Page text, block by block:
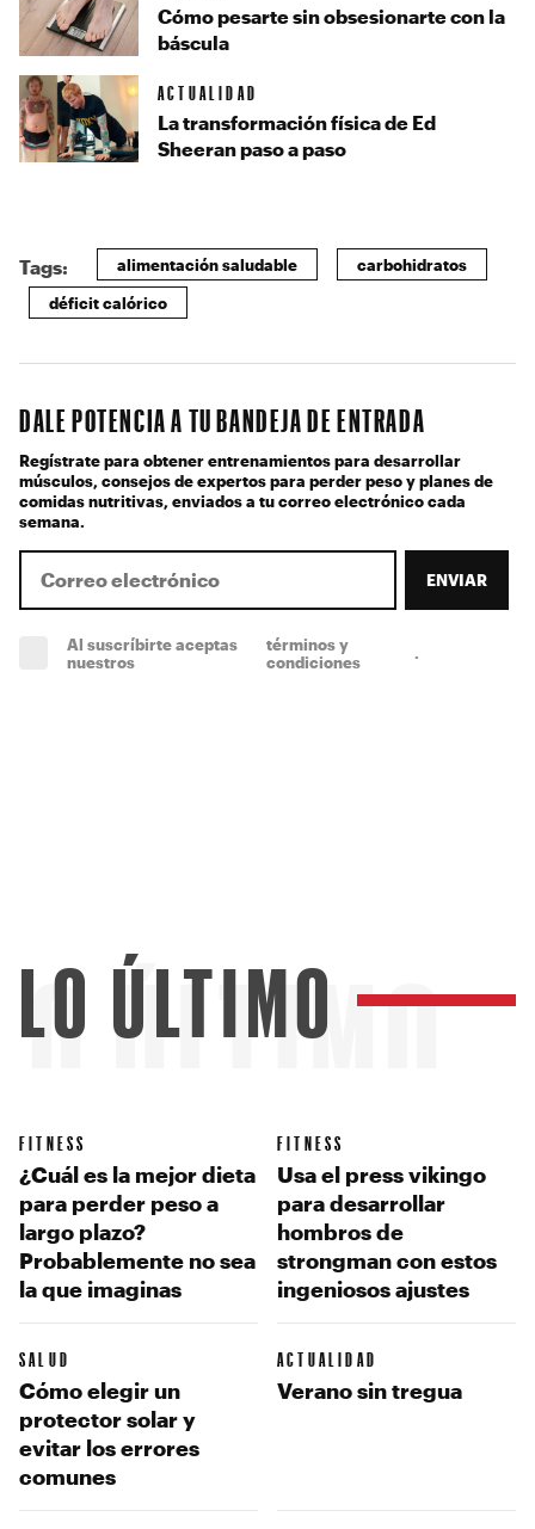
Cómo pesarte sin obsesionarte con la
báscula
ACTUALIDAD
La transformación física de Ed
Sheeran paso a paso
Tags: alimentación saludable carbohidratos
déficit calórico
DALE POTENCIA A TU BANDEJA DE ENTRADA
Regístrate para obtener entrenamientos para desarrollar
músculos, consejos de expertos para perder peso y planes de
comidas nutritivas, enviados a tu correo electrónico cada
semana.
ENVIAR
Al suscríbirte aceptas
nuestros
términos y
condiciones
.
ÚLTIMO
LO ÚLTIMO
FITNESS
¿Cuál es la mejor dieta
para perder peso a
largo plazo?
Probablemente no sea
la que imaginas
FITNESS
Usa el press vikingo
para desarrollar
hombros de
strongman con estos
ingeniosos ajustes
SALUD
Cómo elegir un
protector solar y
evitar los errores
comunes
ACTUALIDAD
Verano sin tregua